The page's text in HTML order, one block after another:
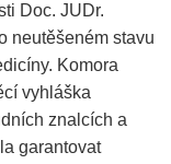
Doc. JUDr.
neutěšeném stavu
Komora
vyhláška
znalcích a
garantovat